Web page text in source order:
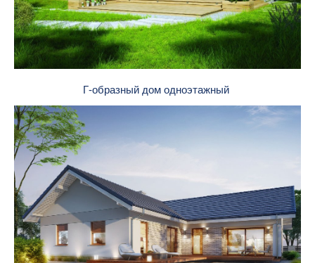
Г-образный дом одноэтажный